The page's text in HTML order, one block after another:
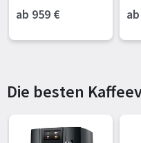
gsstation
ab 959 €
Die besten